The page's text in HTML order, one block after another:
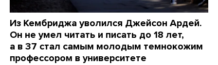
Из Кембриджа уволился Джейсон Ардей.
Он не умел читать и писать до 18 лет,
а в 37 стал самым молодым темнокожим
профессором в университете